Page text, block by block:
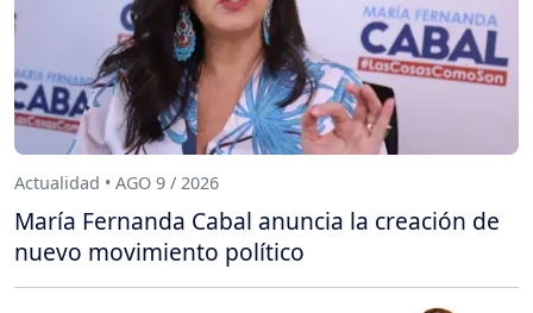
Actualidad • AGO 9 / 2026
María Fernanda Cabal anuncia la creación de
nuevo movimiento político